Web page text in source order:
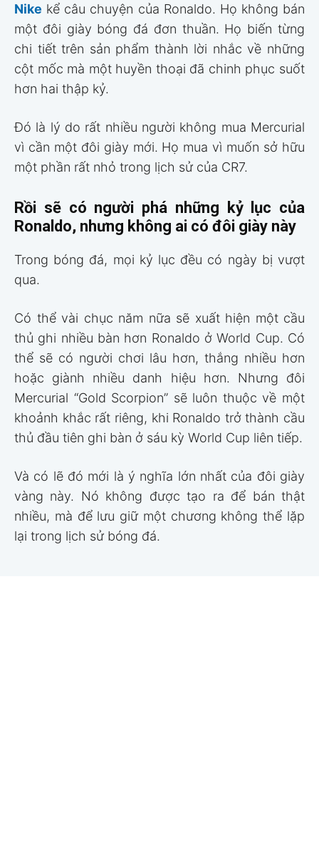
Nike kể câu chuyện của Ronaldo. Họ không bán
một đôi giày bóng đá đơn thuần. Họ biến từng
chi tiết trên sản phẩm thành lời nhắc về những
cột mốc mà một huyền thoại đã chinh phục suốt
hơn hai thập kỷ.
Đó là lý do rất nhiều người không mua Mercurial
vì cần một đôi giày mới. Họ mua vì muốn sở hữu
một phần rất nhỏ trong lịch sử của CR7.
Rồi sẽ có người phá những kỷ lục của
Ronaldo, nhưng không ai có đôi giày này
Trong bóng đá, mọi kỷ lục đều có ngày bị vượt
qua.
Có thể vài chục năm nữa sẽ xuất hiện một cầu
thủ ghi nhiều bàn hơn Ronaldo ở World Cup. Có
thể sẽ có người chơi lâu hơn, thắng nhiều hơn
hoặc giành nhiều danh hiệu hơn. Nhưng đôi
Mercurial “Gold Scorpion” sẽ luôn thuộc về một
khoảnh khắc rất riêng, khi Ronaldo trở thành cầu
thủ đầu tiên ghi bàn ở sáu kỳ World Cup liên tiếp.
Và có lẽ đó mới là ý nghĩa lớn nhất của đôi giày
vàng này. Nó không được tạo ra để bán thật
nhiều, mà để lưu giữ một chương không thể lặp
lại trong lịch sử bóng đá.